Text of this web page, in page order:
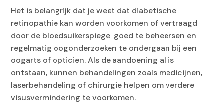
Het is belangrijk dat je weet dat diabetische
retinopathie kan worden voorkomen of vertraagd
door de bloedsuikerspiegel goed te beheersen en
regelmatig oogonderzoeken te ondergaan bij een
oogarts of opticien. Als de aandoening al is
ontstaan, kunnen behandelingen zoals medicijnen,
laserbehandeling of chirurgie helpen om verdere
visusvermindering te voorkomen.